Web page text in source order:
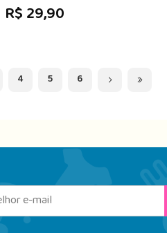
R$ 29,90
4 5 6